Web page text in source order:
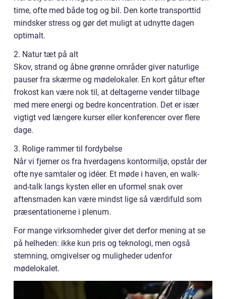
time, ofte med både tog og bil. Den korte transporttid
mindsker stress og gør det muligt at udnytte dagen
optimalt.
2. Natur tæt på alt
Skov, strand og åbne grønne områder giver naturlige
pauser fra skærme og mødelokaler. En kort gåtur efter
frokost kan være nok til, at deltagerne vender tilbage
med mere energi og bedre koncentration. Det er især
vigtigt ved længere kurser eller konferencer over flere
dage.
3. Rolige rammer til fordybelse
Når vi fjerner os fra hverdagens kontormiljø, opstår der
ofte nye samtaler og idéer. Et møde i haven, en walk-
and-talk langs kysten eller en uformel snak over
aftensmaden kan være mindst lige så værdifuld som
præsentationerne i plenum.
For mange virksomheder giver det derfor mening at se
på helheden: ikke kun pris og teknologi, men også
stemning, omgivelser og muligheder udenfor
mødelokalet.